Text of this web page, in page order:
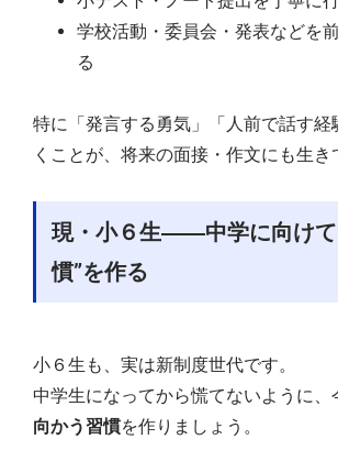
学校活動・委員会・発表などを
る
特に「発言する勇気」「人前で話す経
くことが、将来の面接・作文にも生き
現・小６生――中学に向けて
慣”を作る
小６生も、実は新制度世代です。
中学生になってから慌てないように、
向かう習慣を作りましょう。